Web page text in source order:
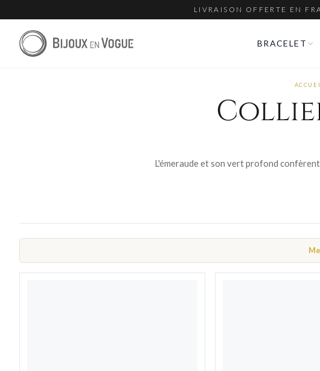
LIVRAISON OFFERTE EN
BRACELET